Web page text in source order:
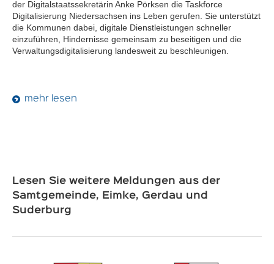
der Digitalstaatssekretärin Anke Pörksen die Taskforce
Digitalisierung Niedersachsen ins Leben gerufen. Sie unterstützt
die Kommunen dabei, digitale Dienstleistungen schneller
einzuführen, Hindernisse gemeinsam zu beseitigen und die
Verwaltungsdigitalisierung landesweit zu beschleunigen.
mehr lesen
Lesen Sie weitere Meldungen aus der
Samtgemeinde, Eimke, Gerdau und
Suderburg